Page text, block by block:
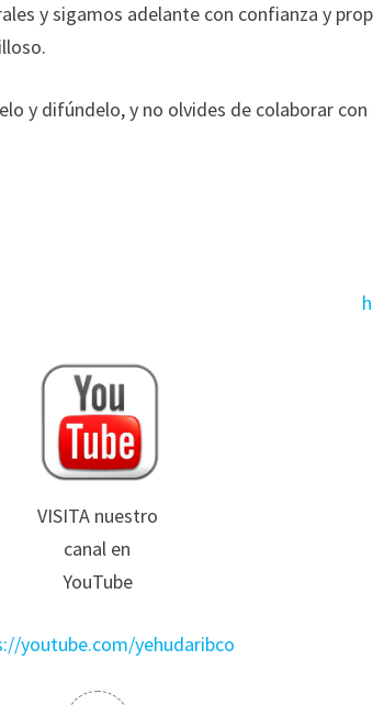
y sigamos adelante con confianza y
y difúndelo, y no olvides de colaborar
VISITA nuestro
canal en
YouTube
youtube.com/yehudaribco